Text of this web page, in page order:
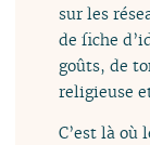
sur les
de fiche
goûts, de
religieuse
C’est là où